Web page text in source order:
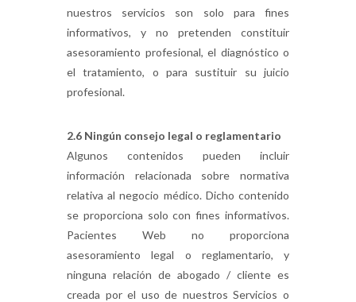
nuestros servicios son solo para fines
informativos, y no pretenden constituir
asesoramiento profesional, el diagnóstico o
el tratamiento, o para sustituir su juicio
profesional.
2.6 Ningún consejo legal o reglamentario
Algunos contenidos pueden incluir
información relacionada sobre normativa
relativa al negocio médico. Dicho contenido
se proporciona solo con fines informativos.
Pacientes Web no proporciona
asesoramiento legal o reglamentario, y
ninguna relación de abogado / cliente es
creada por el uso de nuestros Servicios o